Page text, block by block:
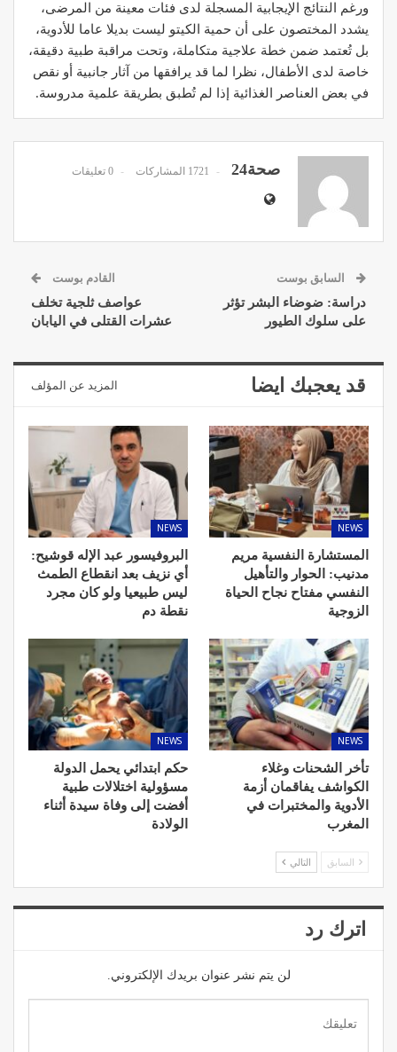
ورغم النتائج الإيجابية المسجلة لدى فئات معينة من المرضى،
يشدد المختصون على أن حمية الكيتو ليست بديلا عاما للأدوية،
بل تُعتمد ضمن خطة علاجية متكاملة، وتحت مراقبة طبية دقيقة،
خاصة لدى الأطفال، نظرا لما قد يرافقها من آثار جانبية أو نقص
في بعض العناصر الغذائية إذا لم تُطبق بطريقة علمية مدروسة.
صحة24 1721 المشاركات 0 تعليقات
السابق بوست
دراسة: ضوضاء البشر تؤثر
على سلوك الطيور
القادم بوست
عواصف ثلجية تخلف
عشرات القتلى في اليابان
قد يعجبك ايضا المزيد عن المؤلف
NEWS
المستشارة النفسية مريم
مدنيب: الحوار والتأهيل
النفسي مفتاح نجاح الحياة
الزوجية
NEWS
البروفيسور عبد الإله قوشيح:
أي نزيف بعد انقطاع الطمث
ليس طبيعيا ولو كان مجرد
نقطة دم
NEWS
تأخر الشحنات وغلاء
الكواشف يفاقمان أزمة
الأدوية والمختبرات في
المغرب
NEWS
حكم ابتدائي يحمل الدولة
مسؤولية اختلالات طبية
أفضت إلى وفاة سيدة أثناء
الولادة
السابق التالي
اترك رد
لن يتم نشر عنوان بريدك الإلكتروني.